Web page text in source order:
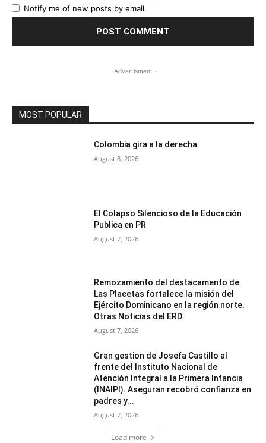
Notify me of new posts by email.
- Advertisment -
MOST POPULAR
Colombia gira a la derecha
August 8, 2026
El Colapso Silencioso de la Educación
Publica en PR
August 7, 2026
Remozamiento del destacamento de
Las Placetas fortalece la misión del
Ejército Dominicano en la región norte.
Otras Noticias del ERD
August 7, 2026
Gran gestion de Josefa Castillo al
frente del Instituto Nacional de
Atención Integral a la Primera Infancia
(INAIPI). Aseguran recobró confianza en
padres y...
August 7, 2026
Load more